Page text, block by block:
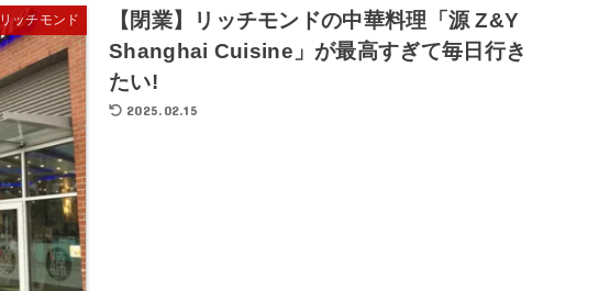
リッチモンド
【閉業】リッチモンドの中華料理「源 Z&Y
Shanghai Cuisine」が最高すぎて毎日行き
たい!
2025.02.15